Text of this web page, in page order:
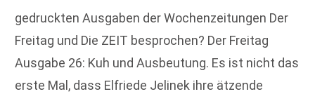
gedruckten Ausgaben der Wochenzeitungen Der
Freitag und Die ZEIT besprochen? Der Freitag
Ausgabe 26: Kuh und Ausbeutung. Es ist nicht das
erste Mal, dass Elfriede Jelinek ihre ätzende